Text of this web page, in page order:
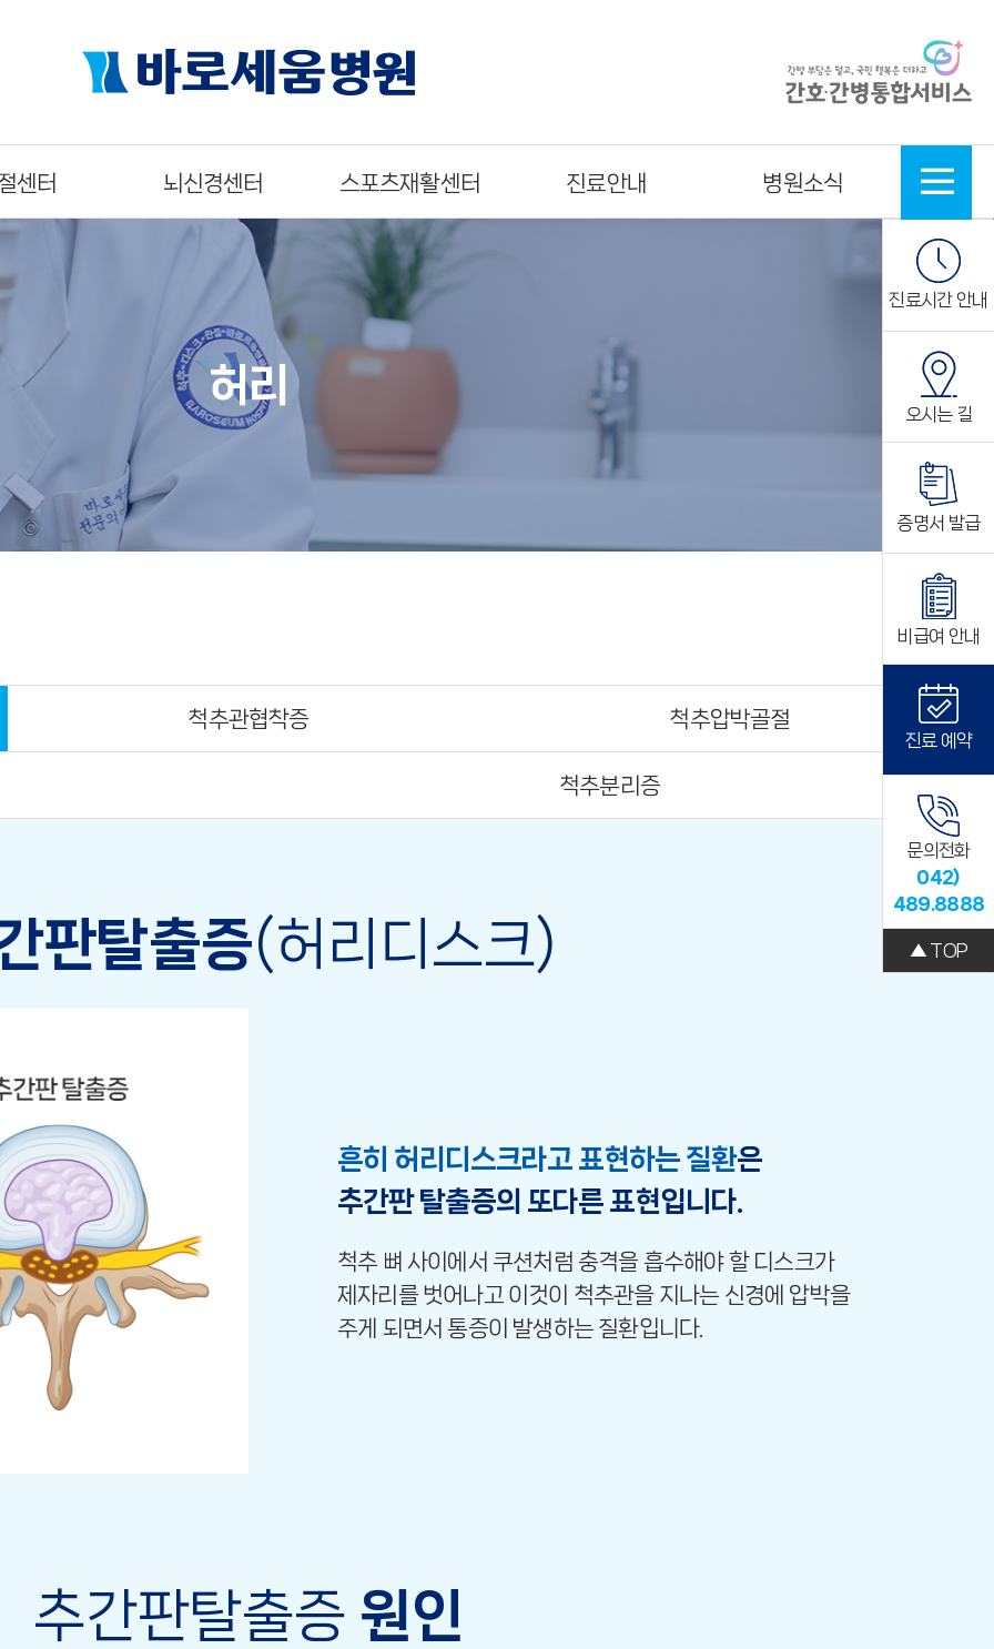
진료시간 안내
오시는 길
증명서 발급
비급여 안내
진료 예약
문의전화
042)
489.8888
▲ TOP
센터 뇌신경센터 스포츠재활센터 진료안내 병원소식
허리
척추관협착증 척추압박골절
척추분리증
판탈출증(허리디스크)
흔히 허리디스크라고 표현하는 질환은
추간판 탈출증의 또다른 표현입니다.
척추 뼈 사이에서 쿠션처럼 충격을 흡수해야 할 디스크가
제자리를 벗어나고 이것이 척추관을 지나는 신경에 압박을
주게 되면서 통증이 발생하는 질환입니다.
추간판탈출증 원인